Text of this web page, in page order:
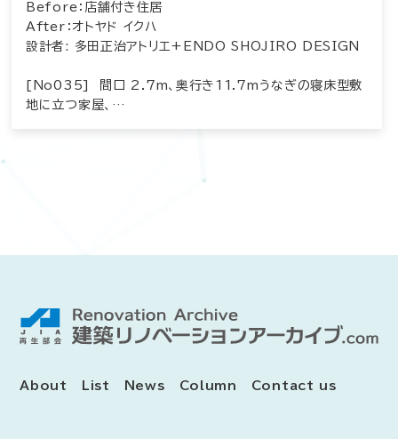
Before：店舗付き住居
After：オトヤド イクハ
設計者: 多田正治アトリエ+ENDO SHOJIRO DESIGN
[No035] 間口 2.7m、奥行き11.7mうなぎの寝床型敷
地に立つ家屋、…
About List News Column Contact us